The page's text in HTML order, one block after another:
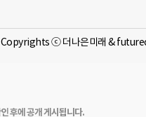
Copyrights ⓒ 더나은미래 &